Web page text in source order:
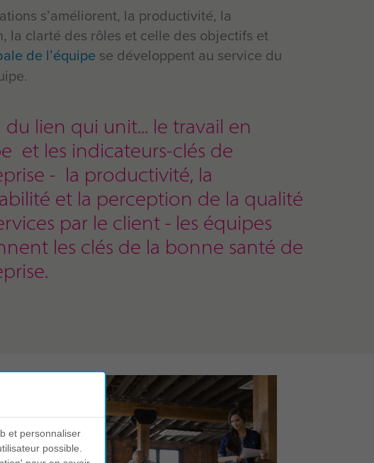
s’améliorent, la productivité, la
la clarté des rôles et celle des objectifs et
de l’équipe se développent au service du
du lien qui unit... le travail en
et les indicateurs-clés de
- la productivité, la
et la perception de la qualité
par le client - les équipes
les clés de la bonne santé de
et personnaliser
possible.